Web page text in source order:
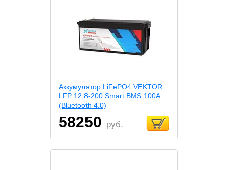
Аккумулятор LiFePO4 VEKTOR
LFP 12,8-200 Smart BMS 100A
(Bluetooth 4.0)
58250 руб.